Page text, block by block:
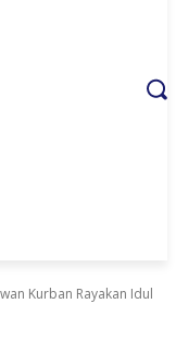
Kurban Rayakan Idul